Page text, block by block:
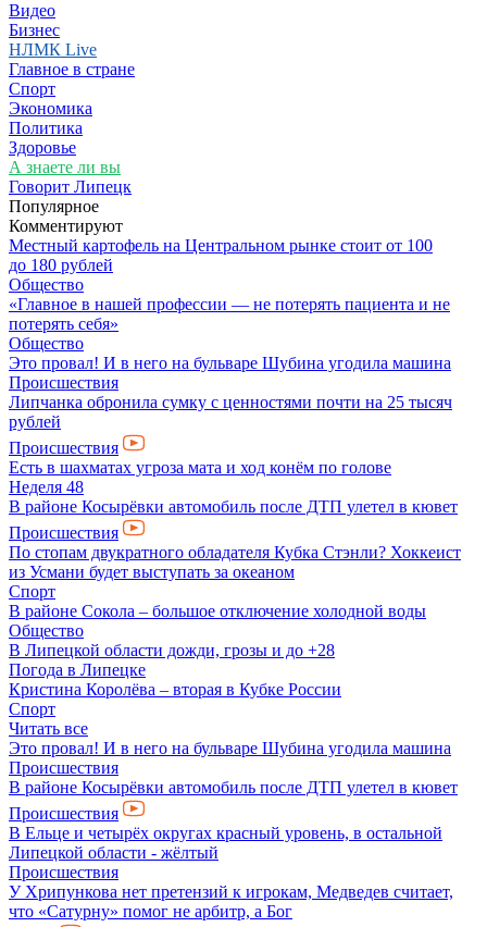
Видео
Бизнес
НЛМК Live
Главное в стране
Спорт
Экономика
Политика
Здоровье
А знаете ли вы
Говорит Липецк
Популярное
Комментируют
Местный картофель на Центральном рынке стоит от 100
до 180 рублей
Общество
«Главное в нашей профессии — не потерять пациента и не
потерять себя»
Общество
Это провал! И в него на бульваре Шубина угодила машина
Происшествия
Липчанка обронила сумку с ценностями почти на 25 тысяч
рублей
Происшествия
Есть в шахматах угроза мата и ход конём по голове
Неделя 48
В районе Косырёвки автомобиль после ДТП улетел в кювет
Происшествия
По стопам двукратного обладателя Кубка Стэнли? Хоккеист
из Усмани будет выступать за океаном
Спорт
В районе Сокола – большое отключение холодной воды
Общество
В Липецкой области дожди, грозы и до +28
Погода в Липецке
Кристина Королёва – вторая в Кубке России
Спорт
Читать все
Это провал! И в него на бульваре Шубина угодила машина
Происшествия
В районе Косырёвки автомобиль после ДТП улетел в кювет
Происшествия
В Ельце и четырёх округах красный уровень, в остальной
Липецкой области - жёлтый
Происшествия
У Хрипункова нет претензий к игрокам, Медведев считает,
что «Сатурну» помог не арбитр, а Бог